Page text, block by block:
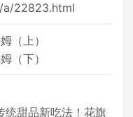
22823.html
（上）
（下）